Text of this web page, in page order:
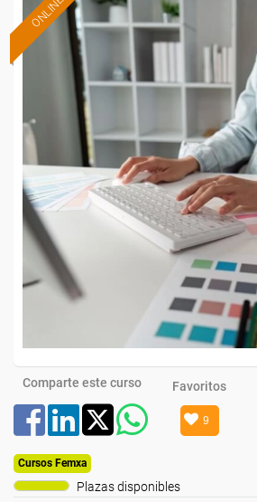
ONLINE
Comparte este curso Favoritos
9
Cursos Femxa
Plazas disponibles